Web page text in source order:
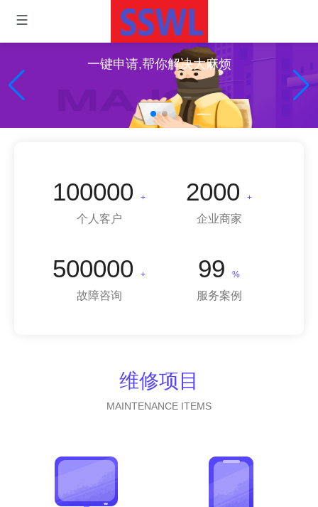
一键申请,帮你解决大麻烦
100000 +
个人客户
2000 +
企业商家
500000 +
故障咨询
99 %
服务案例
维修项目
MAINTENANCE ITEMS